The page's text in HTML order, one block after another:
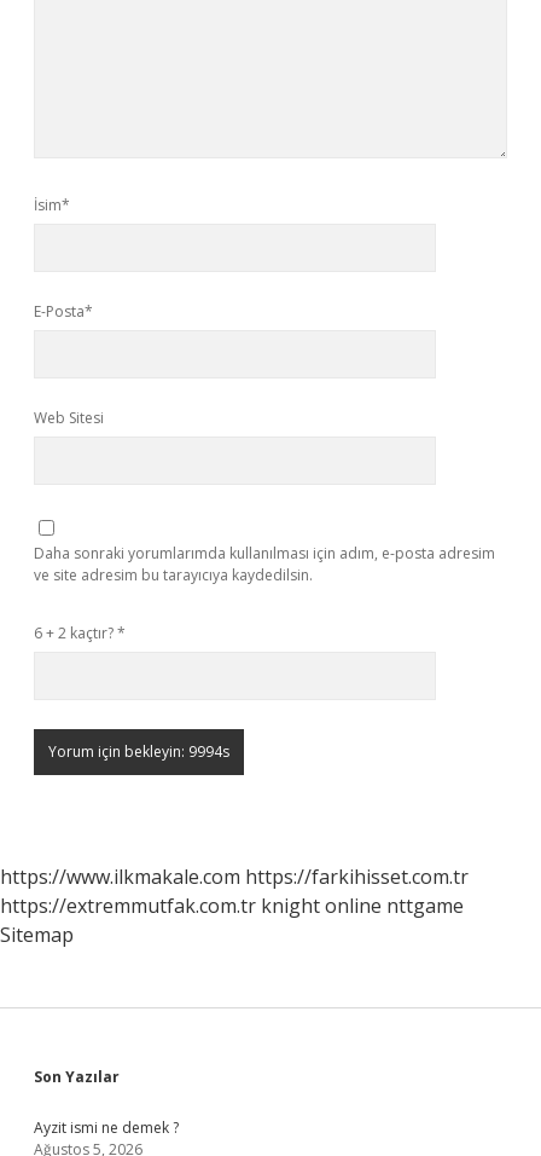
İsim*
E-Posta*
Web Sitesi
Daha sonraki yorumlarımda kullanılması için adım, e-posta adresim
ve site adresim bu tarayıcıya kaydedilsin.
6 + 2 kaçtır?*
https://www.ilkmakale.com https://farkihisset.com.tr
https://extremmutfak.com.tr knight online nttgame
Sitemap
Sidebar
Son Yazılar
Ayzit ismi ne demek ?
Ağustos 5, 2026